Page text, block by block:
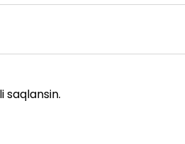
saqlansin.